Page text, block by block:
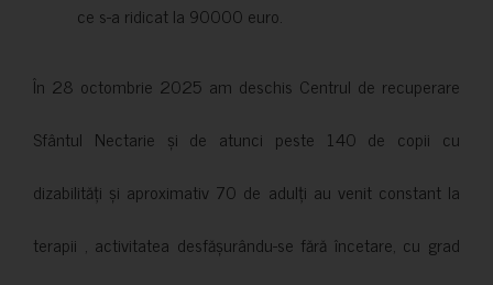
ce s-a ridicat la 90000 euro.
În 28 octombrie 2025 am deschis Centrul de recuperare
Sfântul Nectarie și de atunci peste 140 de copii cu
dizabilități și aproximativ 70 de adulți au venit constant la
terapii , activitatea desfășurându-se fără încetare, cu grad